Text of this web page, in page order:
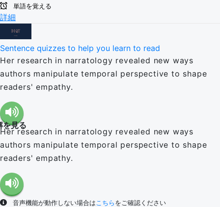
単語を覚える
詳細
Sentence quizzes to help you learn to read
Her research in narratology revealed new ways
authors manipulate temporal perspective to shape
readers' empathy.
を見る
Her research in narratology revealed new ways
authors manipulate temporal perspective to shape
readers' empathy.
音声機能が動作しない場合はこちら をご確認ください